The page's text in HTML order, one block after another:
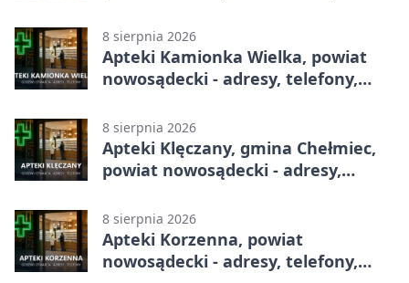
8 sierpnia 2026
Apteki Kamionka Wielka, powiat
nowosądecki - adresy, telefony,
8 sierpnia 2026
Apteki Klęczany, gmina Chełmiec,
powiat nowosądecki - adresy,
8 sierpnia 2026
Apteki Korzenna, powiat
nowosądecki - adresy, telefony,